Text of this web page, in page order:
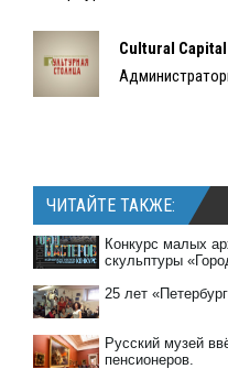
Cultural Capital
ЧИТАЙТЕ ТАКЖЕ:
Конкурс малых
скульптуры
25 лет
Русский музей
пенсионеров.